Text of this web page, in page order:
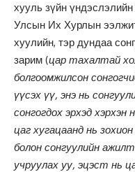
хууль зүйн
Улсын Их Хурлын
хуулийн, тэр дундаа
зарим (цар тахалтай
болгоомжилсон
үүсэх үү, энэ нь
сонгогдох эрхэд хэрхэн
цаг хугацаанд нь
болон сонгуулийн
учруулах уу, эцэст нь